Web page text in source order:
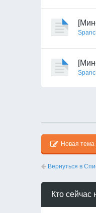
Новая тема
Вернуться в
Кто сейчас